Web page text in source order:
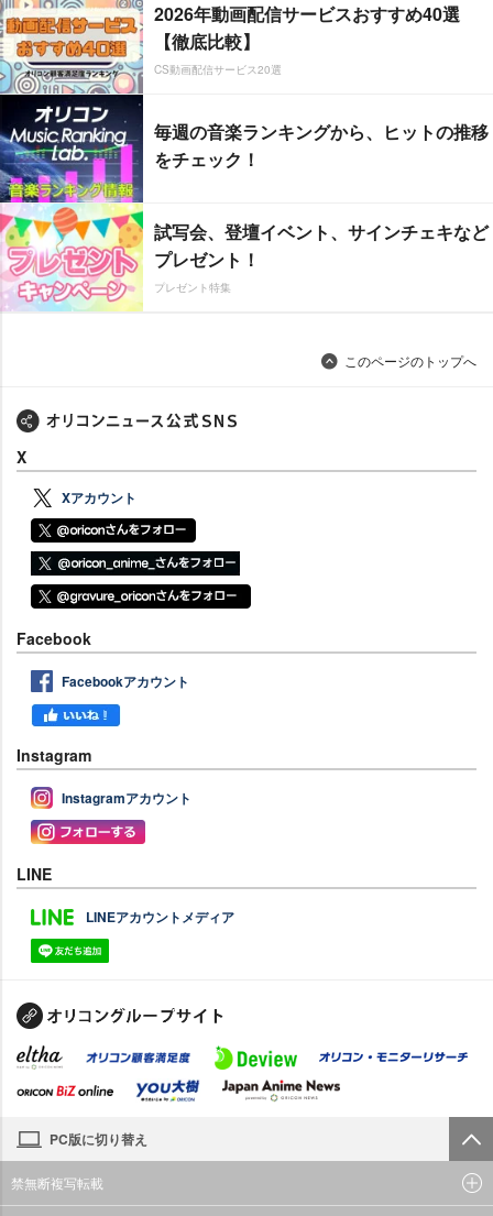
2026年動画配信サービスおすすめ40選
【徹底比較】
CS動画配信サービス20選
毎週の音楽ランキングから、ヒットの推移
をチェック！
試写会、登壇イベント、サインチェキなど
プレゼント！
プレゼント特集
このページのトップへ
X
Xアカウント
Facebook
Facebookアカウント
Instagram
Instagramアカウント
LINE
LINEアカウントメディア
PC版に切り替え
禁無断複写転載